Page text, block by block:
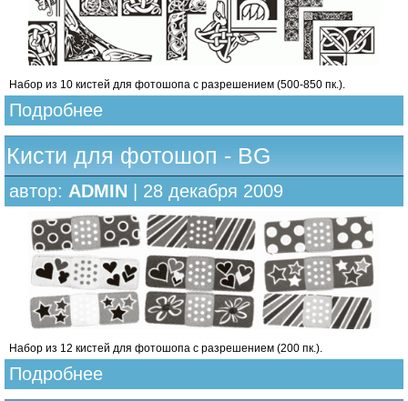
Набор из 10 кистей для фотошопа с разрешением (500-850 пк.).
Подробнее
Кисти для фотошоп - BG
автор: ADMIN | 28 декабря 2009
Набор из 12 кистей для фотошопа с разрешением (200 пк.).
Подробнее